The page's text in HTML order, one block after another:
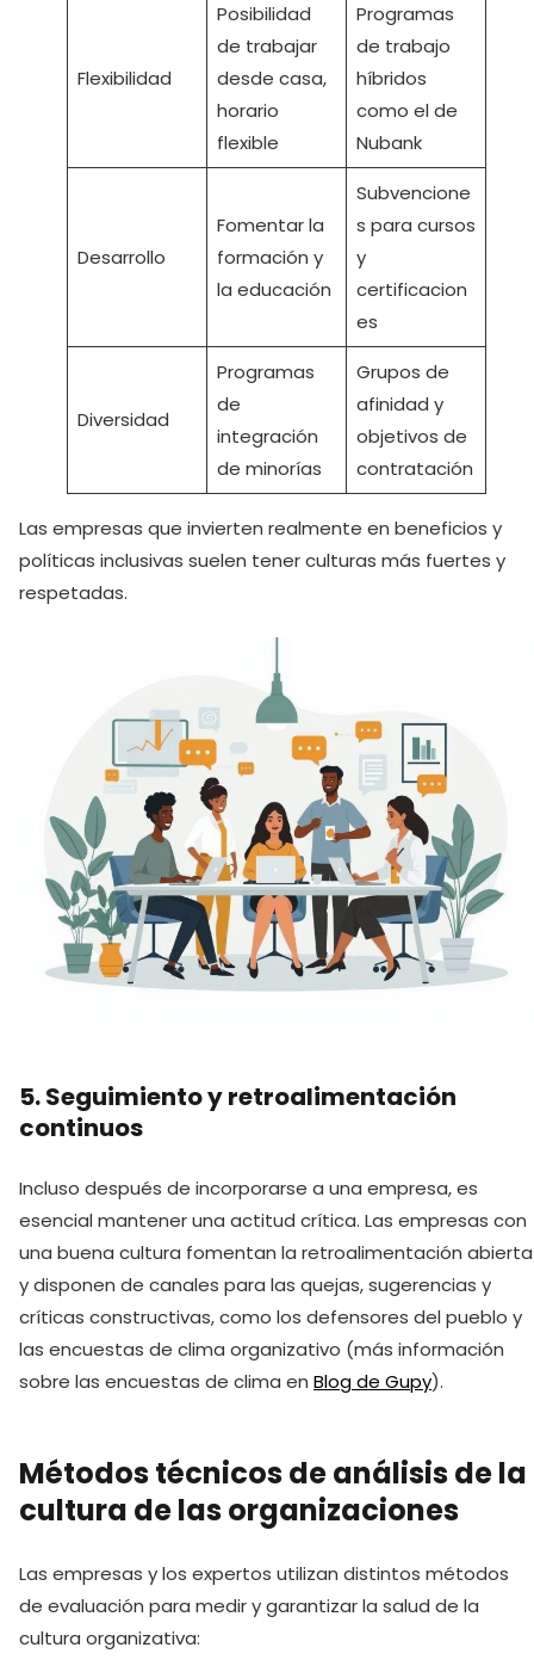
Flexibilidad
Posibilidad
de trabajar
desde casa,
horario
flexible
Programas
de trabajo
híbridos
como el de
Nubank
Desarrollo
Fomentar la
formación y
la educación
Subvencione
s para cursos
y
certificacion
es
Diversidad
Programas
de
integración
de minorías
Grupos de
afinidad y
objetivos de
contratación
Las empresas que invierten realmente en beneficios y
políticas inclusivas suelen tener culturas más fuertes y
respetadas.
5. Seguimiento y retroalimentación
continuos
Incluso después de incorporarse a una empresa, es
esencial mantener una actitud crítica. Las empresas con
una buena cultura fomentan la retroalimentación abierta
y disponen de canales para las quejas, sugerencias y
críticas constructivas, como los defensores del pueblo y
las encuestas de clima organizativo (más información
sobre las encuestas de clima en Blog de Gupy).
Métodos técnicos de análisis de la
cultura de las organizaciones
Las empresas y los expertos utilizan distintos métodos
de evaluación para medir y garantizar la salud de la
cultura organizativa: